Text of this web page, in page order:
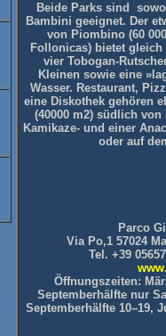
Beide Parks sind
Bambini geeignet. Der
von Piombino (60
Follonicas) bietet
vier Tobogan-
Kleinen sowie eine
Wasser. Restaurant,
eine Diskothek gehören
(40000 m2) südlich
Kamikaze- und einer
oder auf
Parco
Via Po,1 57024
Tel. +39
Öffnungszeiten:
Septemberhälfte nur
Septemberhälfte 10–19,